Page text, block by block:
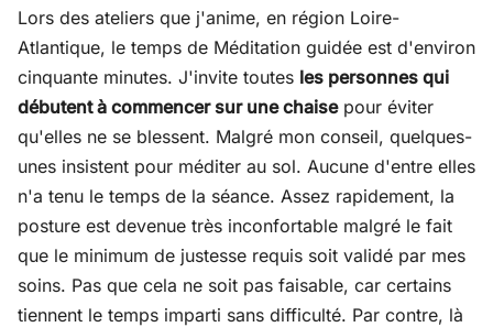
Lors des ateliers que j'anime, en région Loire-
Atlantique, le temps de Méditation guidée est d'environ
cinquante minutes. J'invite toutes les personnes qui
débutent à commencer sur une chaisepour éviter
qu'elles ne se blessent. Malgré mon conseil, quelques-
unes insistent pour méditer au sol. Aucune d'entre elles
n'a tenu le temps de la séance. Assez rapidement, la
posture est devenue très inconfortable malgré le fait
que le minimum de justesse requis soit validé par mes
soins. Pas que cela ne soit pas faisable, car certains
tiennent le temps imparti sans difficulté. Par contre, là